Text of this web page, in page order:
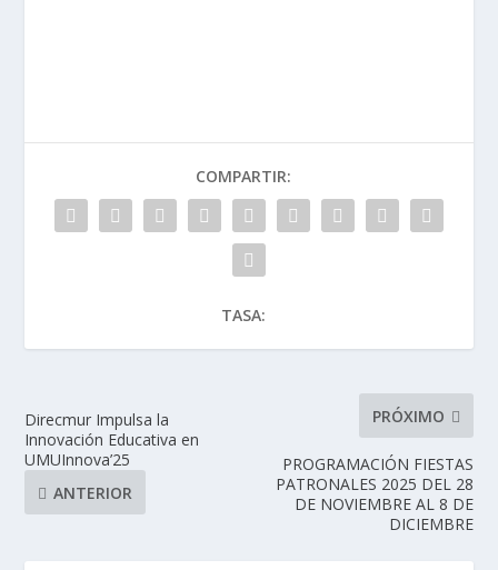
COMPARTIR:
TASA:
Direcmur Impulsa la
Innovación Educativa en
UMUInnova’25
ANTERIOR
PRÓXIMO
PROGRAMACIÓN FIESTAS
PATRONALES 2025 DEL 28
DE NOVIEMBRE AL 8 DE
DICIEMBRE